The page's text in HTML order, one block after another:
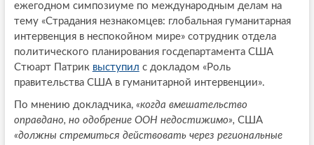
ежегодном симпозиуме по международным делам на
тему «Страдания незнакомцев: глобальная гуманитарная
интервенция в неспокойном мире» сотрудник отдела
политического планирования госдепартамента США
Стюарт Патрик выступил с докладом «Роль
правительства США в гуманитарной интервенции».
По мнению докладчика,«когда вмешательство
оправдано, но одобрение ООН недостижимо», США
«должны стремиться действовать через региональные